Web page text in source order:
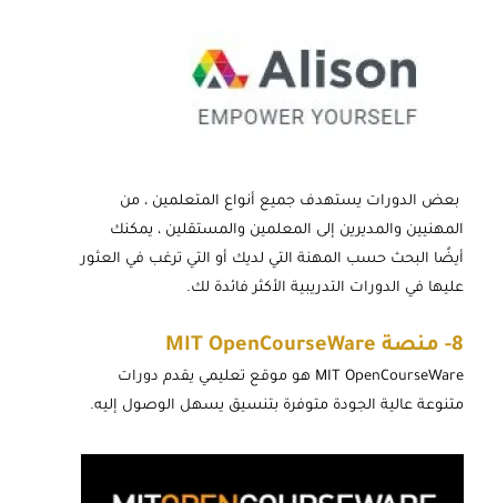
بعض الدورات يستهدف جميع أنواع المتعلمين ، من
المهنيين والمديرين إلى المعلمين والمستقلين ، يمكنك
أيضًا البحث حسب المهنة التي لديك أو التي ترغب في العثور
عليها في الدورات التدريبية الأكثر فائدة لك.
8- منصة MIT OpenCourseWare
MIT OpenCourseWare هو موقع تعليمي يقدم دورات
متنوعة عالية الجودة متوفرة بتنسيق يسهل الوصول إليه.